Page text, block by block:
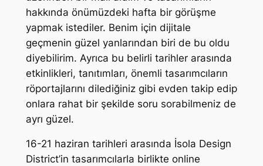
hakkında önümüzdeki hafta bir görüşme
yapmak istediler. Benim için dijitale
geçmenin güzel yanlarından biri de bu oldu
diyebilirim. Ayrıca bu belirli tarihler arasında
etkinlikleri, tanıtımları, önemli tasarımcıların
röportajlarını dilediğiniz gibi evden takip edip
onlara rahat bir şekilde soru sorabilmeniz de
ayrı güzel.
16-21 haziran tarihleri arasında İsola Design
District’in tasarımcılarla birlikte online